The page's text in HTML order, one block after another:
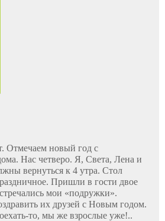
Отмечаем новый год с
Нас четверо. Я, Света, Лена и
вернуться к 4 утра. Стол
Пришли в гости двое
мои «подружки».
их друзей с Новым годом.
то, мы же взрослые уже!..